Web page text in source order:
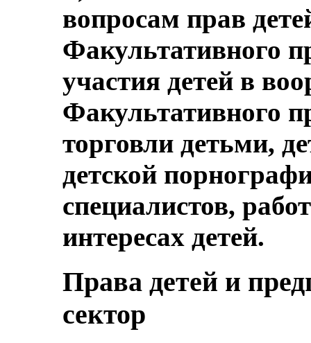
вопросам прав
Факультативного
участия детей в
Факультативного
торговли детьми,
детской
специалистов,
интересах детей.
Права детей и
сектор